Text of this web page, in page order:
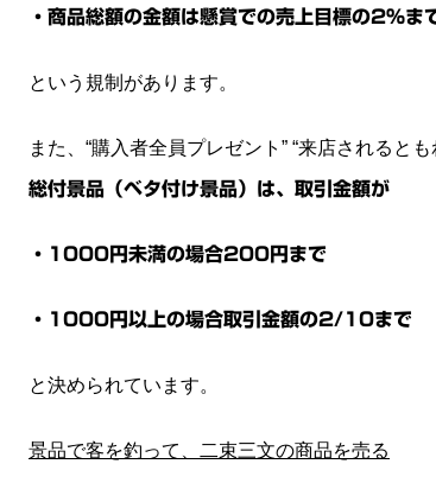
・商品総額の金額は懸賞での売上目標の2%ま
という規制があります。
また、“購入者全員プレゼント” “来店されると
総付景品（ベタ付け景品）は、取引金額が
・1000円未満の場合200円まで
・1000円以上の場合取引金額の2/10まで
と決められています。
景品で客を釣って、二束三文の商品を売る